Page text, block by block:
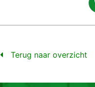
Terug naar overzicht